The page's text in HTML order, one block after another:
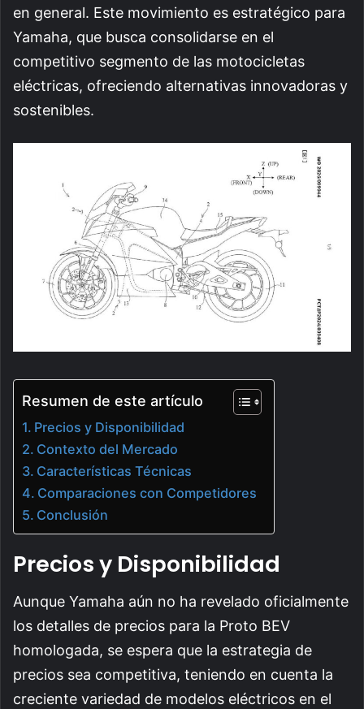
en general. Este movimiento es estratégico para
Yamaha, que busca consolidarse en el
competitivo segmento de las motocicletas
eléctricas, ofreciendo alternativas innovadoras y
sostenibles.
Resumen de este artículo
Precios y Disponibilidad
Contexto del Mercado
Características Técnicas
Comparaciones con Competidores
Conclusión
Precios y Disponibilidad
Aunque Yamaha aún no ha revelado oficialmente
los detalles de precios para la Proto BEV
homologada, se espera que la estrategia de
precios sea competitiva, teniendo en cuenta la
creciente variedad de modelos eléctricos en el